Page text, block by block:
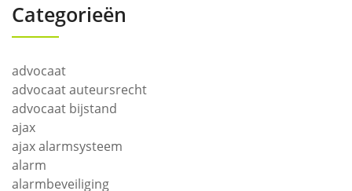
Categorieën
advocaat
advocaat auteursrecht
advocaat bijstand
ajax
ajax alarmsysteem
alarm
alarmbeveiliging